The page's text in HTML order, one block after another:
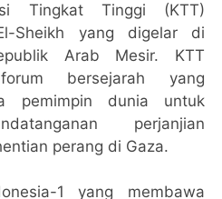
Tingkat Tinggi (KTT)
Sheikh yang digelar di
Arab Mesir. KTT
bersejarah yang
pemimpin dunia untuk
perjanjian
perang di Gaza.
1 yang membawa